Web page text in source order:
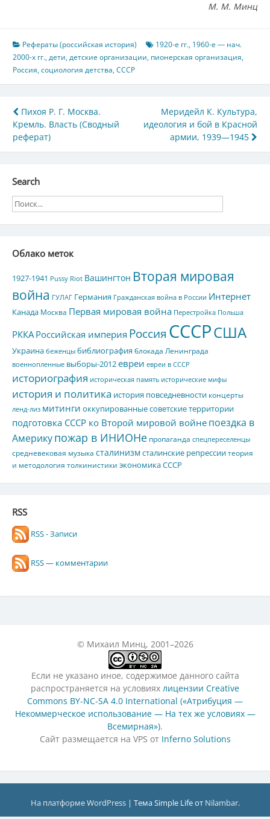
М. М. Минц
Рефераты (российская история) 1920-е гг., 1960-е ― нач.
2000-х гг.,дети,детские организации, пионерская организация,
Россия,социология детства,СССР
Навигация
по
записям
Пихоя Р. Г. Москва.
Кремль. Власть (Сводный
реферат)
Меридейл К. Культура,
идеология и бой в Красной
армии, 1939—1945
Search
Облако меток
1927-1941 Pussy Riot Вашингтон Вторая мировая
война ГУЛАГ Германия Гражданская война в России Интернет
Канада Москва Первая мировая война Перестройка Польша
РККА Российская империя Россия СССРСША
Украина беженцы библиография блокада Ленинграда
военнопленные выборы-2012евреи евреи в СССР
историография историческая память исторические мифы
история и политика история повседневности концерты
ленд-лиз митинги оккупированные советские территории
подготовка СССР ко Второй мировой войнепоездка в
Америкупожар в ИНИОНе пропаганда спецпереселенцы
средневековая музыка сталинизмсталинские репрессиитеория
и методология толкинистики экономика СССР
RSS
RSS - Записи
RSS — комментарии
© Михаил Минц, 2001–2026
Если не указано иное, содержимое данного сайта
распространяется на условиях лицензии Creative
Commons BY-NC-SA 4.0 International («Атрибуция —
Некоммерческое использование — На тех же условиях —
Всемирная»).
Сайт размещается на VPS от Inferno Solutions
На платформе WordPress | Тема Simple Life от Nilambar.